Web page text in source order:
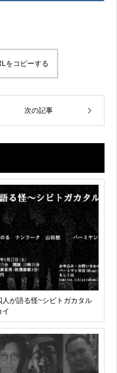
をコピーする
次の記事
人が語る怪~シビトガカタル
イ